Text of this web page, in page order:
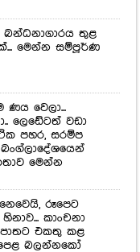
තුළ
මෙන්න සම්පූර්ණ
ණය වෙලා...
ලෙඩේටත් වඩා
පහර, සරම්ප
මෙන්න
රූපෙට
කාංචනා
එකතු කළ
බලන්නකෝ